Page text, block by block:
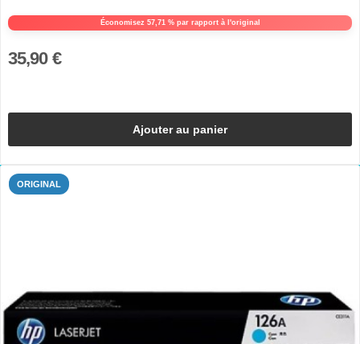
Économisez 57,71 % par rapport à l'original
35,90 €
Ajouter au panier
ORIGINAL